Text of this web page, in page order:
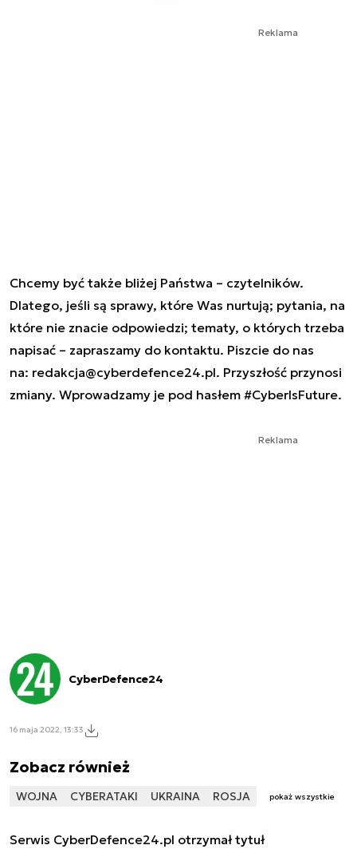
Reklama
Chcemy być także bliżej Państwa – czytelników.
Dlatego, jeśli są sprawy, które Was nurtują; pytania, na
które nie znacie odpowiedzi; tematy, o których trzeba
napisać – zapraszamy do kontaktu. Piszcie do nas
na: redakcja@cyberdefence24.pl. Przyszłość przynosi
zmiany. Wprowadzamy je pod hasłem #CyberIsFuture.
Reklama
CyberDefence24
16 maja 2022, 13:33
Zobacz również
WOJNA CYBERATAKI UKRAINA ROSJA pokaż wszystkie
Serwis CyberDefence24.pl otrzymał tytuł